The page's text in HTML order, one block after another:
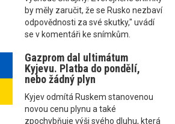
by měly zaručit, že se Rusko nezbaví
odpovědnosti za své skutky," uvádí
se v komentáři ke snímkům.
Gazprom dal ultimátum
Kyjevu. Platba do pondělí,
nebo žádný plyn
Kyjev odmítá Ruskem stanovenou
novou cenu plynu a také
zpochybňuje výši svého dluhu, která